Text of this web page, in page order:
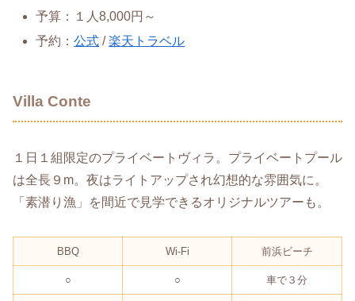
予算：１人8,000円～
予約：公式 /楽天トラベル
Villa Conte
１日１組限定のプライベートヴィラ。プライベートプール
は全長９m。夜はライトアップされ幻想的な雰囲気に。
「素潜り漁」を間近で見学できるオリジナルツアーも。
BBQ Wi-Fi 前浜ビーチ
○ ○ 車で３分